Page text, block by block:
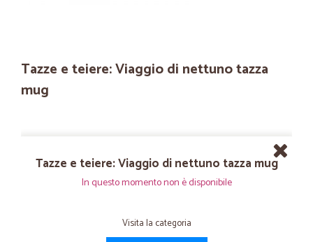
Tazze e teiere: Viaggio di nettuno tazza
mug
Tazze e teiere: Viaggio di nettuno tazza mug
In questo momento non è disponibile
Visita la categoria